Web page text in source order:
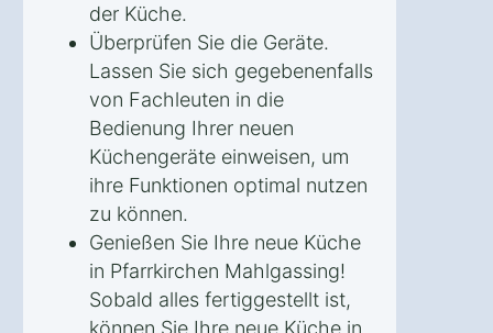
der Küche.
Überprüfen Sie die Geräte.
Lassen Sie sich gegebenenfalls
von Fachleuten in die
Bedienung Ihrer neuen
Küchengeräte einweisen, um
ihre Funktionen optimal nutzen
zu können.
Genießen Sie Ihre neue Küche
in Pfarrkirchen Mahlgassing!
Sobald alles fertiggestellt ist,
können Sie Ihre neue Küche in